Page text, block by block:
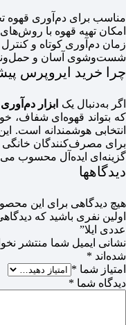
مناسب برای دم‌آوری
امکان تهیه قهوه با
زمان دم‌آوری کوتاه و
شست‌وشوی آسان و
چرا خرید ایروپرس
اگر به‌دنبال یک ابزار
که بتواند قهوه‌ای شفاف،
انتخابی هوشمندانه است.
برای مصرف‌کنندگان خانگی
گزینه‌ای ایده‌آل محسوب
دیدگاهها
هیچ دیدگاهی برای این
اولین نفری باشید که
عددی ایلا”
نشانی ایمیل شما منتشر
شده‌اند *
امتیاز شما *
دیدگاه شما *